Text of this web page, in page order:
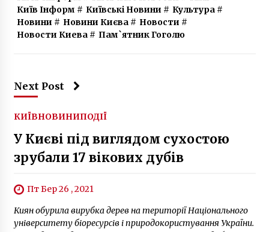
Київ Інформ # Київські Новини # Культура#
Новини # Новини Києва# Новости #
Новости Киева# Пам`ятник Гоголю
Next Post
КИЇВНОВИНИПОДІЇ
У Києві під виглядом сухостою
зрубали 17 вікових дубів
Пт Бер 26 , 2021
Киян обурила вирубка дерев на території Національного
університету біоресурсів і природокористування України.